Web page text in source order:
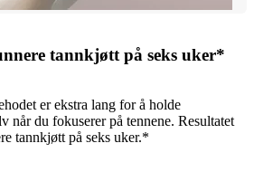
tannkjøtt på seks uker*
er ekstra lang for å holde
når du fokuserer på tennene. Resultatet
tannkjøtt på seks uker.*